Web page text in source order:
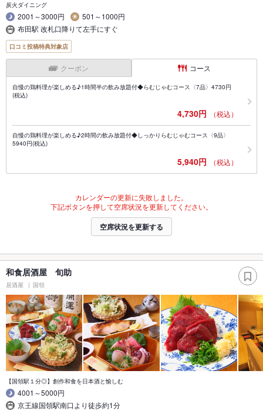
炭火ダイニング
2001～3000円
501～1000円
布田駅 改札口降りて左手にすぐ
口コミ投稿特典対象店
クーポン コース
自慢の鶏料理が楽しめる♪1時間半の飲み放題付◆らむじゃむコース〈7品〉4730円
(税込)
4,730円 （税込）
自慢の鶏料理が楽しめる♪2時間の飲み放題付◆しっかりらむじゃむコース〈9品〉
5940円(税込)
5,940円 （税込）
カレンダーの更新に失敗しました。
下記ボタンを押して空席状況を更新してください。
空席状況を更新する
和食居酒屋 旬助
居酒屋 国領
【国領駅１分◎】創作和食を日本酒と愉しむ
4001～5000円
京王線国領駅南口より徒歩約1分